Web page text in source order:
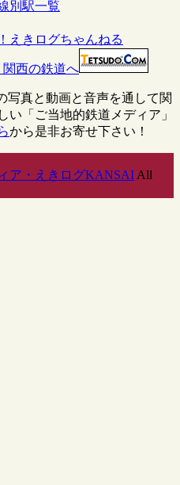
写真と動画と音声を通して関
い「ご当地的鉄道メディア」
から是非お寄せ下さい！
ア・えきログKANSAIAll